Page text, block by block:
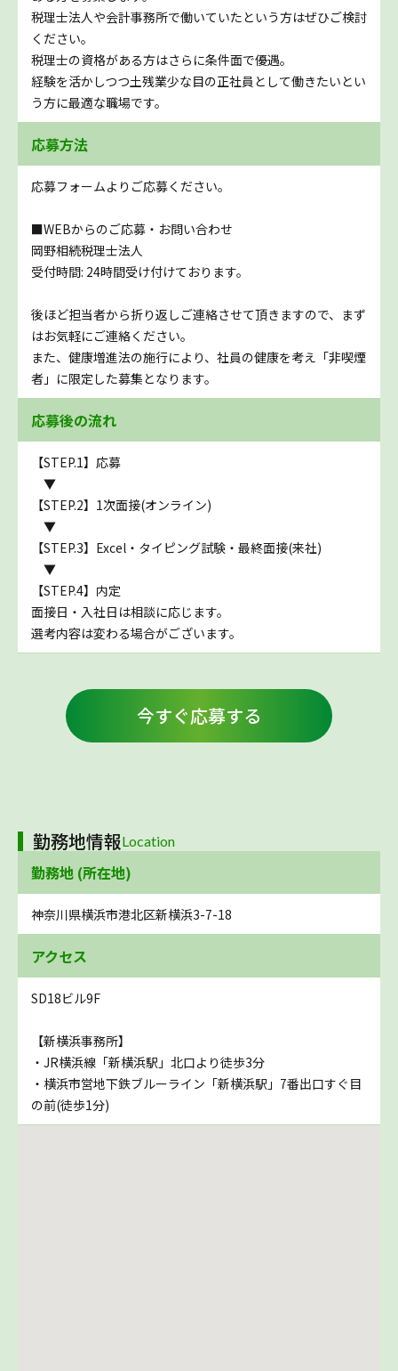
税理士法人や会計事務所で働いていたという方はぜひご検討
ください。
税理士の資格がある方はさらに条件面で優遇。
経験を活かしつつ土残業少な目の正社員として働きたいとい
う方に最適な職場です。
応募方法
応募フォームよりご応募ください。
■WEBからのご応募・お問い合わせ
岡野相続税理士法人
受付時間: 24時間受け付けております。
後ほど担当者から折り返しご連絡させて頂きますので、まず
はお気軽にご連絡ください。
また、健康増進法の施行により、社員の健康を考え「非喫煙
者」に限定した募集となります。
応募後の流れ
【STEP.1】応募
▼
【STEP.2】1次面接(オンライン)
▼
【STEP.3】Excel・タイピング試験・最終面接(来社)
▼
【STEP.4】内定
面接日・入社日は相談に応じます。
選考内容は変わる場合がございます。
今すぐ応募する
勤務地情報Location
勤務地 (所在地)
神奈川県横浜市港北区新横浜3-7-18
アクセス
SD18ビル9F
【新横浜事務所】
・JR横浜線「新横浜駅」北口より徒歩3分
・横浜市営地下鉄ブルーライン「新横浜駅」7番出口すぐ目
の前(徒歩1分)